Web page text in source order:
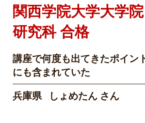
関西学院大学大学
研究科 合格
講座で何度も出てきたポイン
にも含まれていた
兵庫県 しょめたん さん